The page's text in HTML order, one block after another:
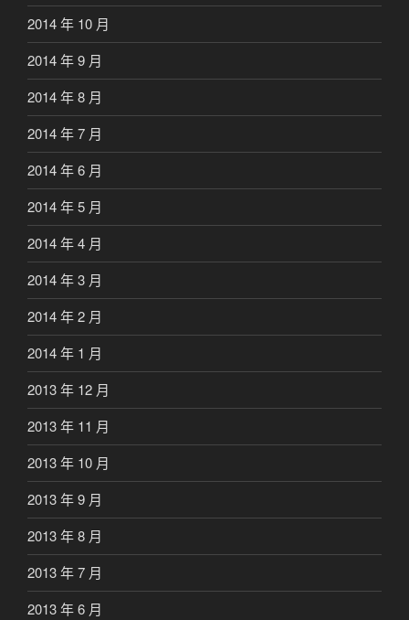
2014 年 10 月
2014 年 9 月
2014 年 8 月
2014 年 7 月
2014 年 6 月
2014 年 5 月
2014 年 4 月
2014 年 3 月
2014 年 2 月
2014 年 1 月
2013 年 12 月
2013 年 11 月
2013 年 10 月
2013 年 9 月
2013 年 8 月
2013 年 7 月
2013 年 6 月